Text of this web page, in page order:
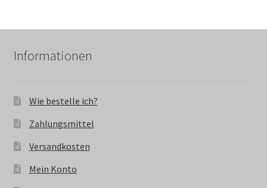
Informationen
Wie bestelle ich?
Zahlungsmittel
Versandkosten
Mein Konto